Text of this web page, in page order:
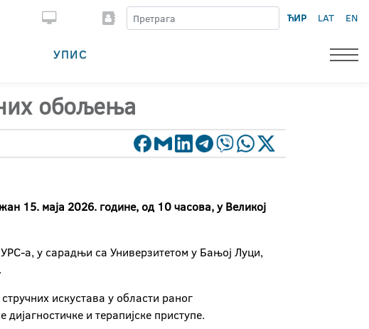
ЋИР LAT EN
УПИС
обољења
15. маја 2026. године, од 10 часова, у Великој
а, у сарадњи са Универзитетом у Бањој Луци,
искустава у области раног
и терапијске приступе.